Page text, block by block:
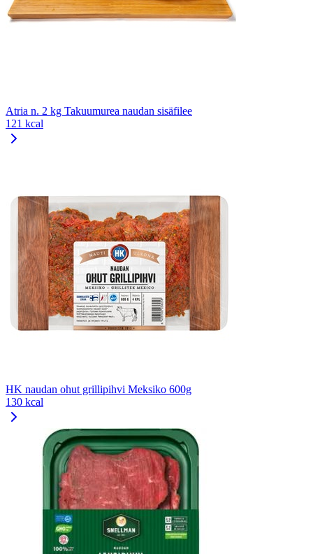
Atria n. 2 kg Takuumurea naudan sisäfilee
121 kcal
HK naudan ohut grillipihvi Meksiko 600g
130 kcal